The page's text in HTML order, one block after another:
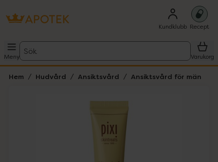
Kundklubb Recept
Meny
Sök
Varukorg
Hem Hudvård Ansiktsvård Ansiktsvård för män